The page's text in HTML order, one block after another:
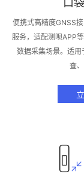
口
便携式高精度GNSS
服务，适配测呗APP
数据采集场景。适
查